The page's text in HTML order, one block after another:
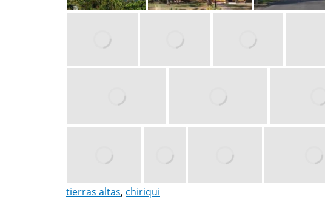
tierras altas, chiriqui